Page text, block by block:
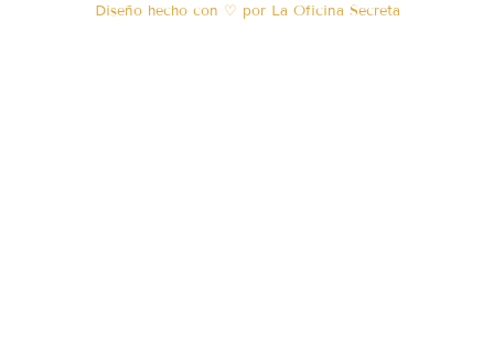
Diseño hecho con ♡ por La Oficina Secreta